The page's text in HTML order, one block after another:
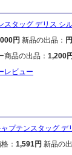
スタッグ デリス シ
円 新品の出品： 円
商品の出品： 1,200円
レビュー
ャプテンスタッグ
： 1,591円 新品の